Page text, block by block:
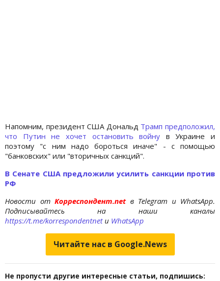
Напомним, президент США Дональд Трамп предположил,
что Путин не хочет остановить войну в Украине и
поэтому "с ним надо бороться иначе" - с помощью
"банковских" или "вторичных санкций".
В Сенате США предложили усилить санкции против
РФ
Новости отКорреспондент.net в Telegram и WhatsApp.
Подписывайтесь на наши каналы
https://t.me/korrespondentnetи WhatsApp
Читайте нас в Google.News
Не пропусти другие интересные статьи, подпишись: